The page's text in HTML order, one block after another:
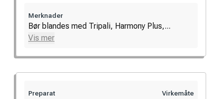
Merknader
Bør blandes med Tripali, Harmony Plus,...
Vis mer
Preparat Virkemåte